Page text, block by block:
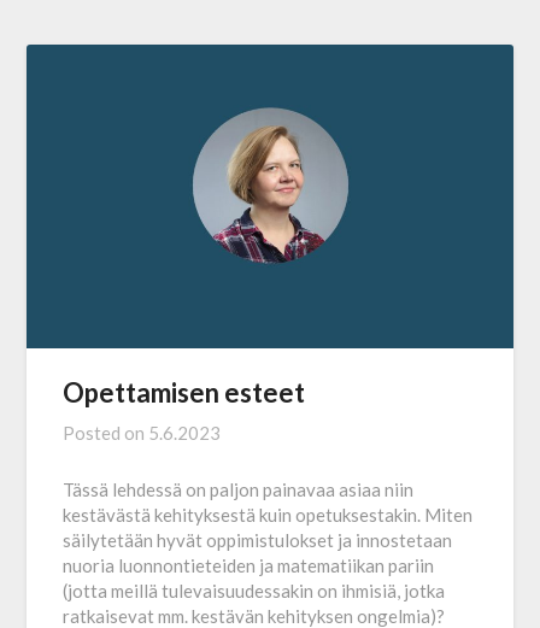
Opettamisen esteet
Posted on 5.6.2023
Tässä lehdessä on paljon painavaa asiaa niin
kestävästä kehityksestä kuin opetuksestakin. Miten
säilytetään hyvät oppimistulokset ja innostetaan
nuoria luonnon­tieteiden ja matematiikan pariin
(jotta meillä tulevaisuudessakin on ihmisiä, jotka
ratkaisevat mm. kestävän kehityksen ongelmia)?